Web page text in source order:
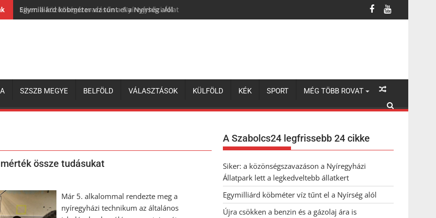
Egymilliárd köbméter víz tűnt el a Nyírség alól
SZSZB MEGYE BELFÖLD VÁLASZTÁSOK KÜLFÖLD KÉK SPORT MÉG TÖBB ROVAT
össze tudásukat
Már 5. alkalommal rendezte meg a
nyíregyházi technikum az általános
A Szabolcs24 legfrissebb 24 cikke
Siker: a közönségszavazáson a Nyíregyházi
Állatpark lett a legkedveltebb állatkert
Egymilliárd köbméter víz tűnt el a Nyírség alól
Újra csökken a benzin és a gázolaj ára is